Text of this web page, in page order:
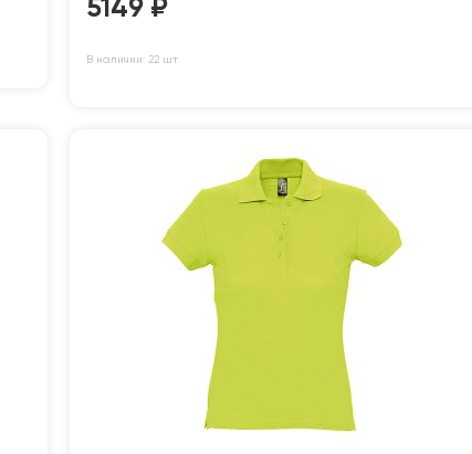
5149 ₽
В наличии: 22 шт